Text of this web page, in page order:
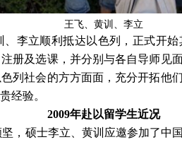
王飞、黄训、李立
李立顺利抵达以色列，正式开
册及选课，并分别与各自导师见
列社会的方方面面，充分开拓他
经验。
2009年赴以留学生近况
，硕士李立、黄训应邀参加了中